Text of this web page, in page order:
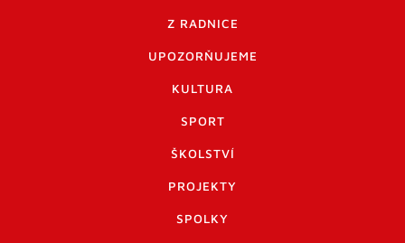
Z RADNICE
UPOZORŇUJEME
KULTURA
SPORT
ŠKOLSTVÍ
PROJEKTY
SPOLKY